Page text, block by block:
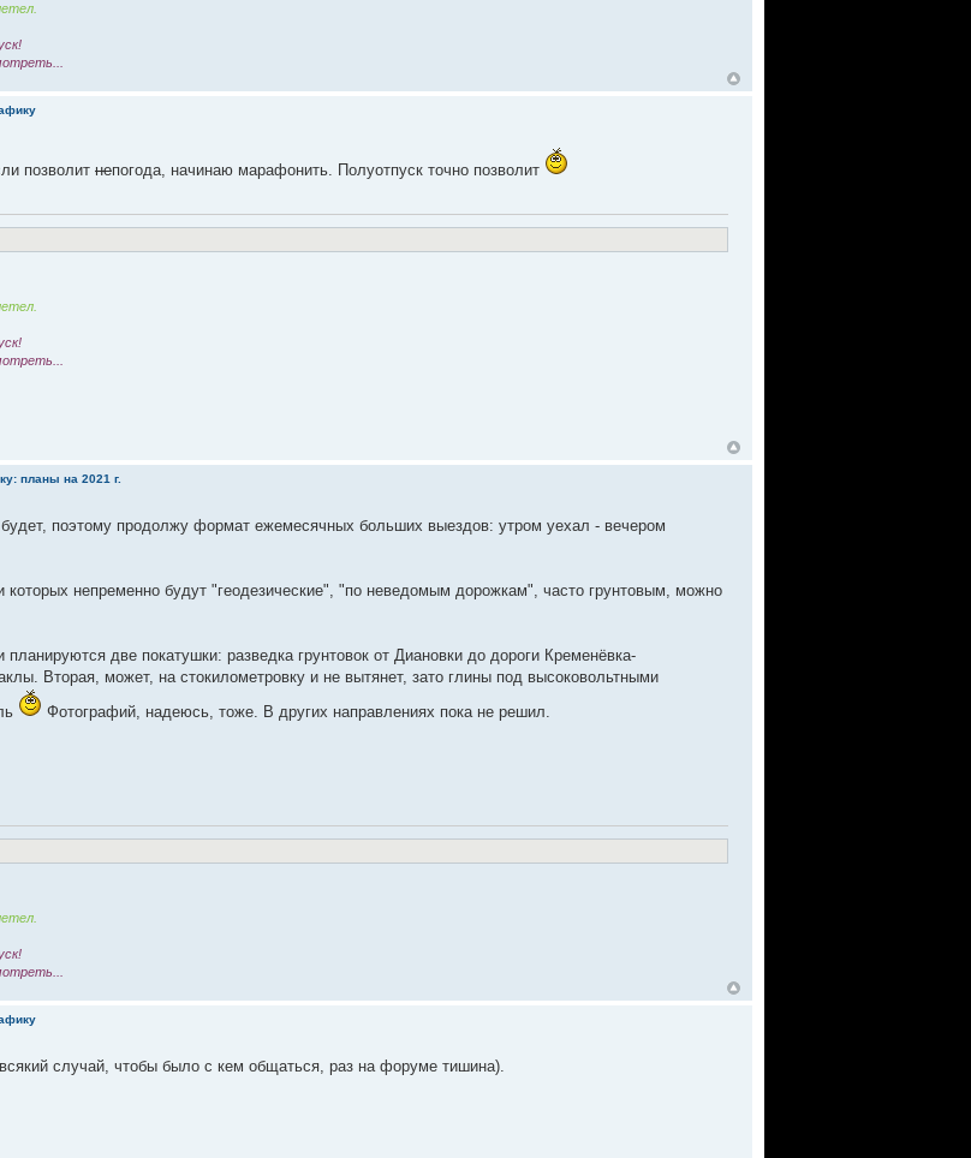
позволит непогода, начинаю марафонить. Полуотпуск точно позволит
планы на 2021 г.
поэтому продолжу формат ежемесячных больших выездов: утром уехал - вечером
непременно будут "геодезические", "по неведомым дорожкам", часто грунтовым, можно
планируются две покатушки: разведка грунтовок от Диановки до дороги Кременёвка-
Вторая, может, на стокилометровку и не вытянет, зато глины под высоковольтными
Фотографий, надеюсь, тоже. В других направлениях пока не решил.
случай, чтобы было с кем общаться, раз на форуме тишина).